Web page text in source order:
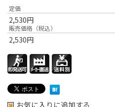
定価
2,530円
販売価格（税込）
2,530円
お気に入りに追加する